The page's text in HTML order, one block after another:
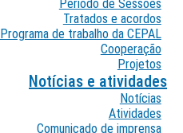
Período de Sessões
Tratados e acordos
Programa de trabalho da CEPAL
Cooperação
Projetos
Notícias e atividades
Notícias
Atividades
Comunicado de imprensa